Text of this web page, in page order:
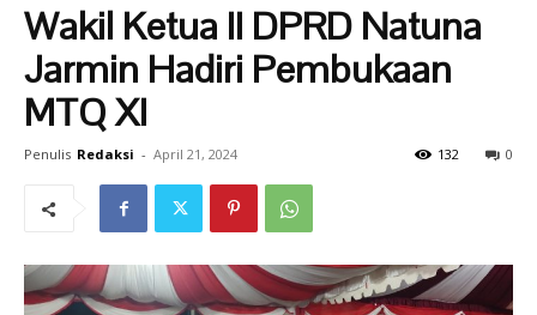
Wakil Ketua II DPRD Natuna
Jarmin Hadiri Pembukaan
MTQ XI
Penulis Redaksi - April 21, 2024 0
132